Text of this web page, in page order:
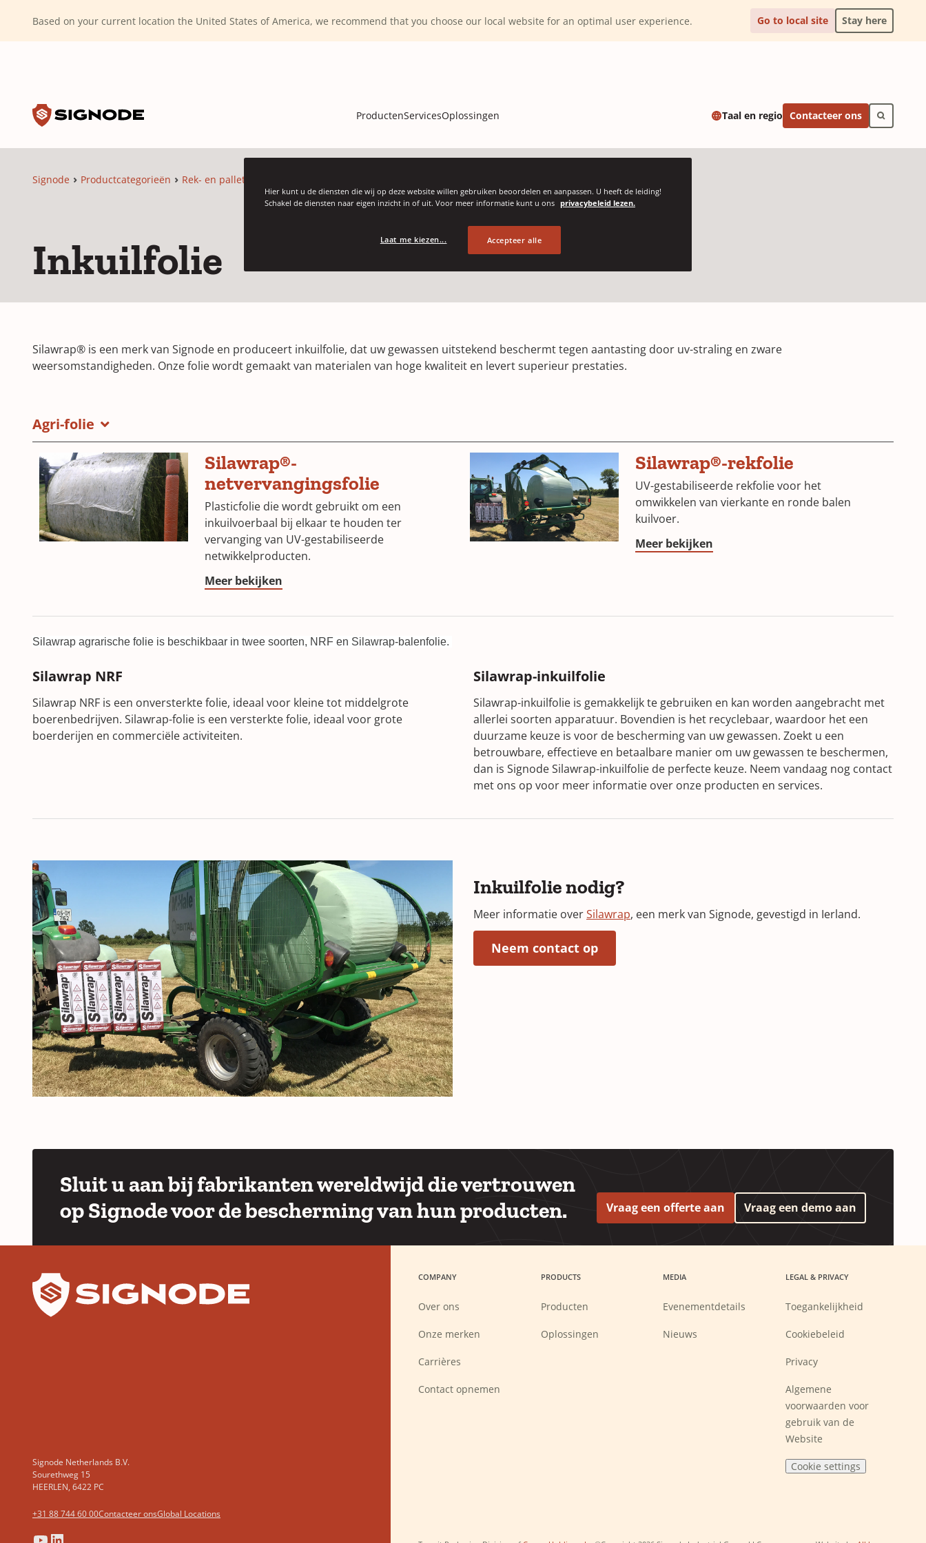
Based on your current location the United States of America, we recommend that you choose our local website for an optimal user experience. Go to local site Stay here
ProductenServicesOplossingen Taal en regio Contacteer ons
Signode Productcategorieën Rek- en palletwikkelen
Inkuilfolie
Silawrap® is een merk van Signode en produceert inkuilfolie, dat uw gewassen uitstekend beschermt tegen aantasting door uv-straling en zware
weersomstandigheden. Onze folie wordt gemaakt van materialen van hoge kwaliteit en levert superieur prestaties.
Agri-folie
Silawrap®-
netvervangingsfolie(Opens
in
a
new
Plasticfolie die wordt gebruikt om een
inkuilvoerbaal bij elkaar te houden ter
vervanging van UV-gestabiliseerde
netwikkelproducten.
Meer bekijken(Opens
a
window)
Silawrap®-rekfolie(Opens
in
a
UV-gestabiliseerde rekfolie voor het
omwikkelen van vierkante en ronde balen
kuilvoer.
Meer bekijken(Opens
Silawrap agrarische folie is beschikbaar in twee soorten, NRF en Silawrap-balenfolie.
Silawrap NRF
Silawrap NRF is een onversterkte folie, ideaal voor kleine tot middelgrote
boerenbedrijven. Silawrap-folie is een versterkte folie, ideaal voor grote
boerderijen en commerciële activiteiten.
Silawrap-inkuilfolie
Silawrap-inkuilfolie is gemakkelijk te gebruiken en kan worden aangebracht met
allerlei soorten apparatuur. Bovendien is het recyclebaar, waardoor het een
duurzame keuze is voor de bescherming van uw gewassen. Zoekt u een
betrouwbare, effectieve en betaalbare manier om uw gewassen te beschermen,
dan is Signode Silawrap-inkuilfolie de perfecte keuze. Neem vandaag nog contact
met ons op voor meer informatie over onze producten en services.
Inkuilfolie nodig?
Meer informatie overSilawrap, een merk van Signode, gevestigd in Ierland.
Neem contact op(Opens in a new window)
Sluit u aan bij fabrikanten wereldwijd die vertrouwen
op Signode voor de bescherming van hun producten.
Vraag een offerte aan Vraag een demo aan
Signode Netherlands B.V.
Sourethweg 15
HEERLEN, 6422 PC
+31 88 744 60 00Contacteer onsGlobal Locations
COMPANY
Over ons
Onze merken
Carrières
new
window)
Contact opnemen
PRODUCTS
Producten
Oplossingen
MEDIA
Evenementdetails
Nieuws
LEGAL & PRIVACY
Toegankelijkheid
Cookiebeleid
Privacy
Algemene
voorwaarden voor
gebruik van de
Website
Cookie settings
Hier kunt u de diensten die wij op deze website willen gebruiken beoordelen en aanpassen. U heeft de leiding!
Schakel de diensten naar eigen inzicht in of uit. Voor meer informatie kunt u ons privacybeleid lezen.
Laat me kiezen... Accepteer alle